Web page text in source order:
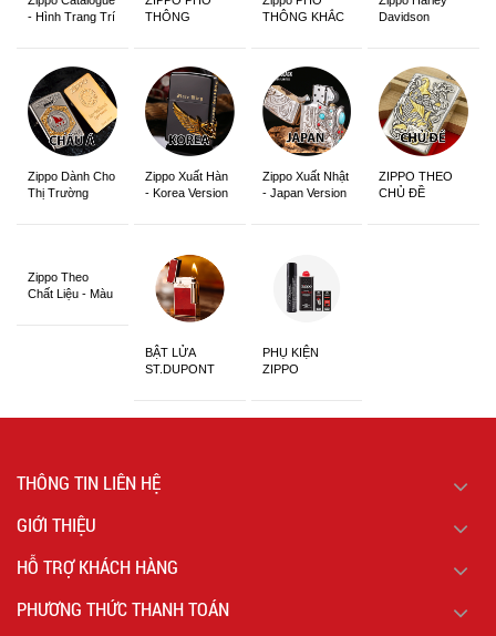
- Hình Trang Trí
THÔNG
THÔNG KHẮC
Davidson
Zippo Dành Cho
Thị Trường
Zippo Xuất Hàn
- Korea Version
Zippo Xuất Nhật
- Japan Version
ZIPPO THEO
CHỦ ĐỀ
Zippo Theo
Chất Liệu - Màu
BẬT LỬA
ST.DUPONT
PHỤ KIỆN
ZIPPO
THÔNG TIN LIÊN HỆ
GIỚI THIỆU
HỖ TRỢ KHÁCH HÀNG
PHƯƠNG THỨC THANH TOÁN